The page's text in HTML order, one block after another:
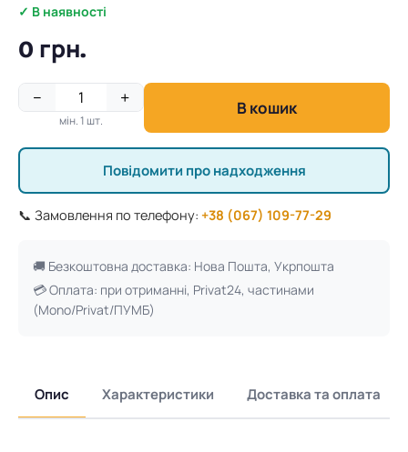
✓ В наявності
0 грн.
− +
мін. 1 шт.
В кошик
Повідомити про надходження
📞 Замовлення по телефону: +38 (067) 109-77-29
🚚 Безкоштовна доставка: Нова Пошта, Укрпошта
💳 Оплата: при отриманні, Privat24, частинами
(Mono/Privat/ПУМБ)
Опис Характеристики Доставка та оплата